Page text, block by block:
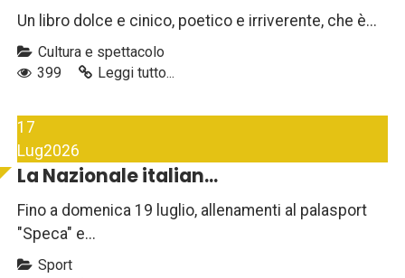
Un libro dolce e cinico, poetico e irriverente, che è...
Cultura e spettacolo
399
Leggi tutto...
17
Lug2026
La Nazionale italian...
Fino a domenica 19 luglio, allenamenti al palasport
"Speca" e...
Sport